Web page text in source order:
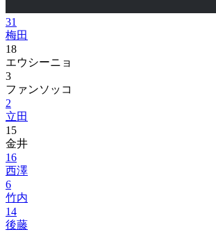
31
梅田
18
エウシーニョ
3
ファンソッコ
2
立田
15
金井
16
西澤
6
竹内
14
後藤